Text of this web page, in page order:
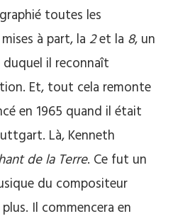
toutes les
à part, la 2et la 8, un
duquel il reconnaît
Et, tout cela remonte
en 1965 quand il était
Là, Kenneth
de la Terre. Ce fut un
du compositeur
Il commencera en